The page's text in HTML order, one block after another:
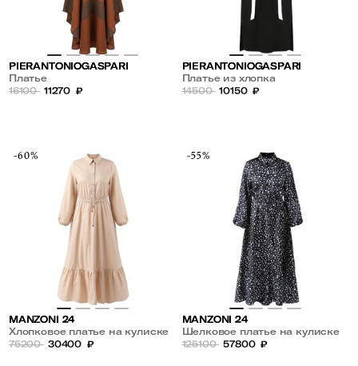
PIERANTONIOGASPARI
Платье
16100 11270 ₽
PIERANTONIOGASPARI
Платье из хлопка
14500 10150 ₽
-60%
MANZONI 24
Хлопковое платье на кулиске
75200 30400 ₽
-55%
MANZONI 24
Шелковое платье на кулиске
125100 57800 ₽